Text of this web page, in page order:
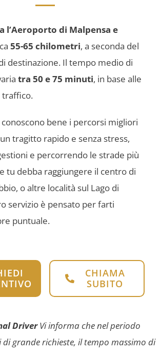
l’Aeroporto di Malpensa e
55-65 chilometri, a seconda del
destinazione. Il tempo medio di
tra 50 e 75 minuti, in base alle
traffico.
bene i percorsi migliori
tragitto rapido e senza stress,
e percorrendo le strade più
tu debba raggiungere il centro di
o altre località sul Lago di
servizio è pensato per farti
puntuale.
CHIAMA
SUBITO
DriverVi informa che nel periodo
di grande richieste, il tempo massimo di